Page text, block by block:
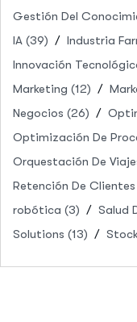
Gestión Del
IA (39) Industria
Innovación
Marketing (12)
Negocios (26)
Optimización De
Orquestación De
Retención De Clientes
robótica (3) Salud
Solutions (13)